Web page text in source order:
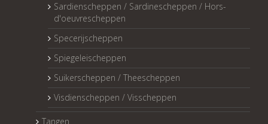
Sardienscheppen / Sardinescheppen / Hors-
d'oeuvrescheppen
Specerijscheppen
Spiegeleischeppen
Suikerscheppen / Theescheppen
Visdienscheppen / Visscheppen
Tangen